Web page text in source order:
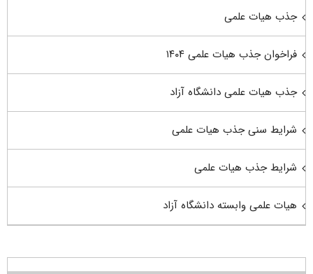
جذب هیات علمی
فراخوان جذب هیات علمی ۱۴۰۴
جذب هیات علمی دانشگاه آزاد
شرایط سنی جذب هیات علمی
شرایط جذب هیات علمی
هیات علمی وابسته دانشگاه آزاد